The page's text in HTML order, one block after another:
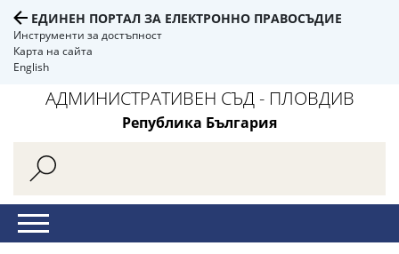
ЕДИНЕН ПОРТАЛ ЗА ЕЛЕКТРОННО ПРАВОСЪДИЕ
Инструменти за достъпност
Карта на сайта
English
АДМИНИСТРАТИВЕН СЪД - ПЛОВДИВ
Република България